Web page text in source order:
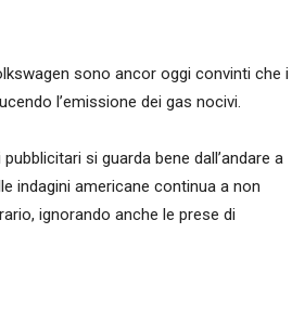
sono ancor oggi convinti che i
l’emissione dei gas nocivi.
si guarda bene dall’andare a
indagini americane continua a non
ignorando anche le prese di